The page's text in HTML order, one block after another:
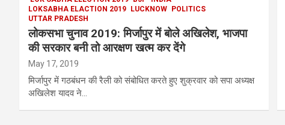
LOKSABHA ELACTION 2019 LUCKNOW POLITICS
UTTAR PRADESH
लोकसभा चुनाव 2019: मिर्जापुर में बोले अखिलेश, भाजपा
की सरकार बनी तो आरक्षण खत्म कर देंगे
May 17, 2019
मिर्जापुर में गठबंधन की रैली को संबोधित करते हुए शुक्रवार को सपा अध्यक्ष
अखिलेश यादव ने…